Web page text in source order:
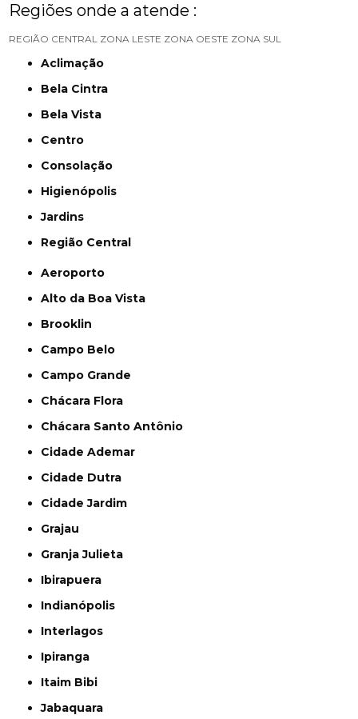
Regiões onde a atende :
REGIÃO CENTRAL ZONA LESTE ZONA OESTE ZONA SUL
Aclimação
Bela Cintra
Bela Vista
Centro
Consolação
Higienópolis
Jardins
Região Central
Aeroporto
Alto da Boa Vista
Brooklin
Campo Belo
Campo Grande
Chácara Flora
Chácara Santo Antônio
Cidade Ademar
Cidade Dutra
Cidade Jardim
Grajau
Granja Julieta
Ibirapuera
Indianópolis
Interlagos
Ipiranga
Itaim Bibi
Jabaquara